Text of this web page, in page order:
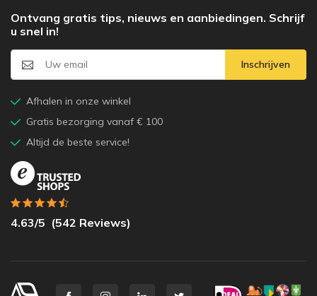
Ontvang gratis tips, nieuws en aanbiedingen. Schrijf
u snel in!
Inschrijven
Afhalen in onze winkel
Gratis bezorging vanaf € 100
Altijd de beste service!
4.63/5 (542 Reviews)